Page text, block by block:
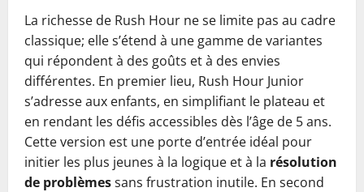
La richesse de Rush Hour ne se limite pas au cadre
classique; elle s’étend à une gamme de variantes
qui répondent à des goûts et à des envies
différentes. En premier lieu, Rush Hour Junior
s’adresse aux enfants, en simplifiant le plateau et
en rendant les défis accessibles dès l’âge de 5 ans.
Cette version est une porte d’entrée idéal pour
initier les plus jeunes à la logique et à la résolution
de problèmessans frustration inutile. En second